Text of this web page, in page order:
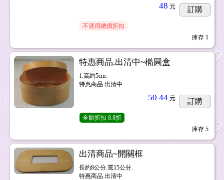
48 元 訂購
不適用總價折扣
庫存 1
特惠商品.出清中~橢圓盒
1.高約5cm.
特惠商品.出清中
5044元 訂購
全館折扣 8.8折
庫存 5
出清商品~開關框
長約8公分.寬15公分.
特惠商品.出清中